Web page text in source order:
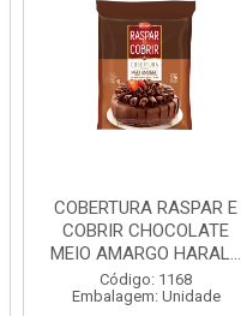
COBERTURA RASPAR E
COBRIR CHOCOLATE
MEIO AMARGO HARALD
5KG
Código: 1168
Embalagem: Unidade